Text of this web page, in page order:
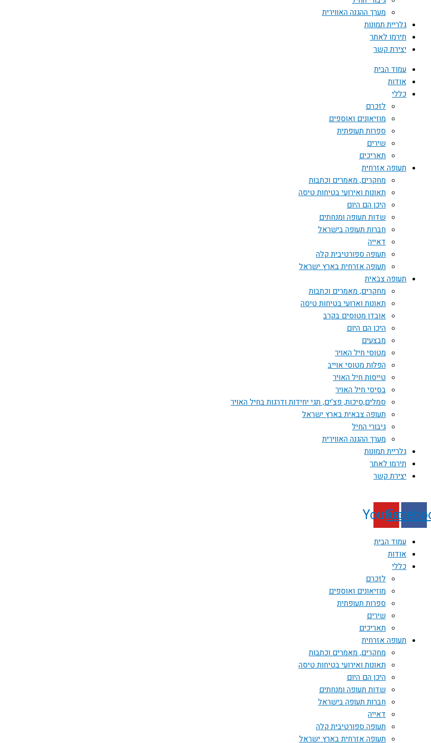
מערך ההגנה האווירית
גלריית תמונות
תירמו לאתר
יצירת קשר
עמוד הבית
אודות
כללי
לזכרם
מוזיאונים ואוספים
ספרות תעופתית
שירים
תאריכים
תעופה אזרחית
מחקרים, מאמרים וכתבות
תאונות ואירועי בטיחות טיסה
היכן הם היום
שדות תעופה ומנחתים
חברות תעופה בישראל
דאייה
תעופה ספורטיבית קלה
תעופה אזרחית בארץ ישראל
תעופה צבאית
מחקרים, מאמרים וכתבות
תאונות וארועי בטיחות טיסה
אובדן מטוסים בקרב
היכן הם היום
מבצעים
מטוסי חיל האויר
הפלות מטוסי אוייב
טייסות חיל האויר
בסיסי חיל האויר
סמלים,סיכות, פצ'ים, תגי יחידות ודרגות בחיל האויר
תעופה צבאית בארץ ישראל
גיבורי החיל
מערך ההגנה האווירית
גלריית תמונות
תירמו לאתר
יצירת קשר
Youtube
עמוד הבית
אודות
כללי
לזכרם
מוזיאונים ואוספים
ספרות תעופתית
שירים
תאריכים
תעופה אזרחית
מחקרים, מאמרים וכתבות
תאונות ואירועי בטיחות טיסה
היכן הם היום
שדות תעופה ומנחתים
חברות תעופה בישראל
דאייה
תעופה ספורטיבית קלה
תעופה אזרחית בארץ ישראל